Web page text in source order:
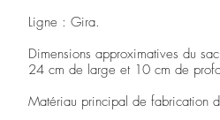
Ligne : Gira.
Dimensions approximatives du
24 cm de large et 10 cm de
Matériau principal de fabrication